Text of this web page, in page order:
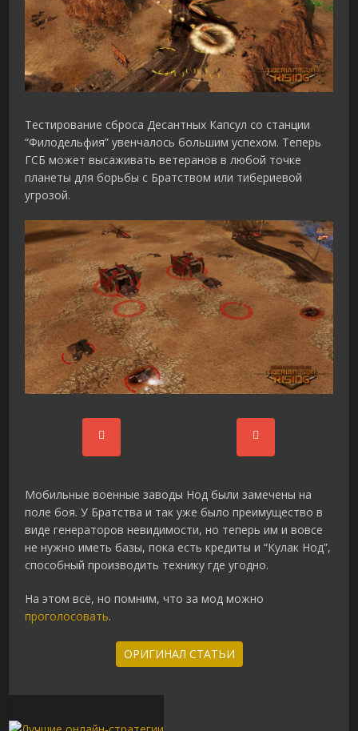
Тестирование сброса Десантных Капсул со станции
“Филодельфия” увенчалось большим успехом. Теперь
ГСБ может высаживать ветеранов в любой точке
планеты для борьбы с Братством или тибериевой
угрозой.
Мобильные военные заводы Нод были замечены на
поле боя. У Братства и так уже было преимущество в
виде генераторов невидимости, но теперь им и вовсе
не нужно иметь базы, пока есть кредиты и “Кулак Нод”,
способный производить технику где угодно.
На этом всё, но помним, что за мод можно
проголосовать.
ОРИГИНАЛ СТАТЬИ